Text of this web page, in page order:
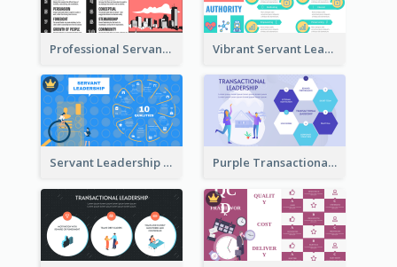
Professional Servant Leader Strategic Analysis Design Vibrant Servant Leadership Strategic Analysis Design
Servant Leadership 10 Qualities Strategic Analysis Purple Transactional Leadership Strategic Analysis